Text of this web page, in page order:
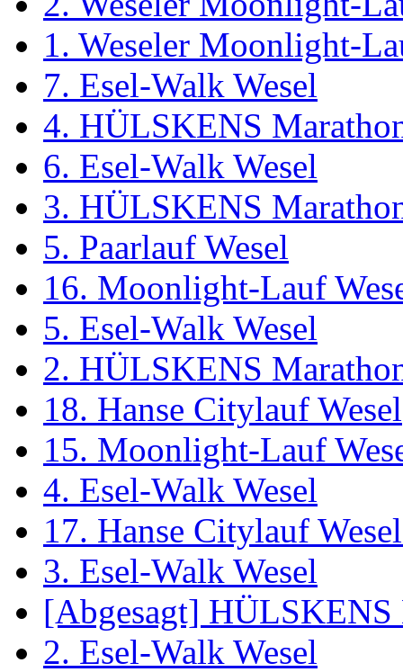
1. Weseler Moonlight-
7. Esel-Walk Wesel
4. HÜLSKENS
6. Esel-Walk Wesel
3. HÜLSKENS
5. Paarlauf Wesel
16. Moonlight-Lauf
5. Esel-Walk Wesel
2. HÜLSKENS
18. Hanse Citylauf Wesel
15. Moonlight-Lauf
4. Esel-Walk Wesel
17. Hanse Citylauf
3. Esel-Walk Wesel
[Abgesagt] HÜLSKENS
2. Esel-Walk Wesel